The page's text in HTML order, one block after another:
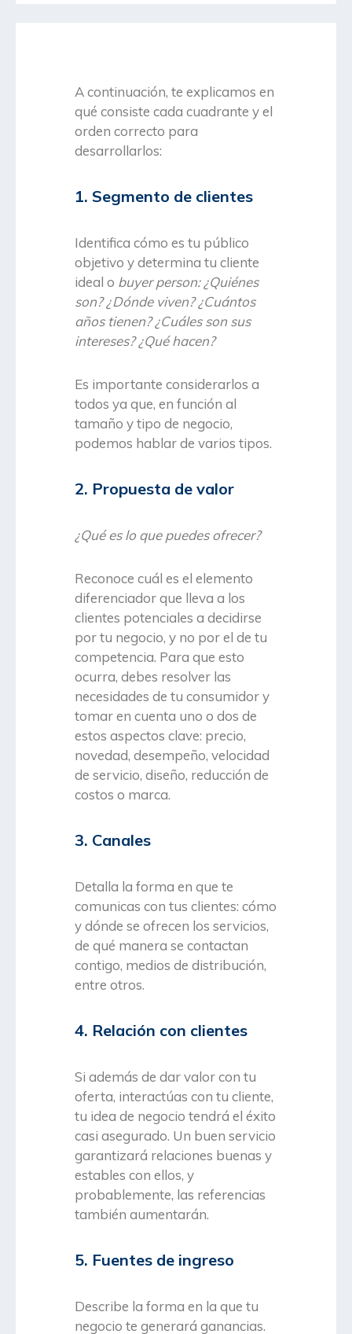
A continuación, te explicamos en
qué consiste cada cuadrante y el
orden correcto para
desarrollarlos:
1. Segmento de clientes
Identifica cómo es tu público
objetivo y determina tu cliente
ideal o buyer person: ¿Quiénes
son? ¿Dónde viven? ¿Cuántos
años tienen? ¿Cuáles son sus
intereses? ¿Qué hacen?
Es importante considerarlos a
todos ya que, en función al
tamaño y tipo de negocio,
podemos hablar de varios tipos.
2. Propuesta de valor
¿Qué es lo que puedes ofrecer?
Reconoce cuál es el elemento
diferenciador que lleva a los
clientes potenciales a decidirse
por tu negocio, y no por el de tu
competencia. Para que esto
ocurra, debes resolver las
necesidades de tu consumidor y
tomar en cuenta uno o dos de
estos aspectos clave: precio,
novedad, desempeño, velocidad
de servicio, diseño, reducción de
costos o marca.
3. Canales
Detalla la forma en que te
comunicas con tus clientes: cómo
y dónde se ofrecen los servicios,
de qué manera se contactan
contigo, medios de distribución,
entre otros.
4. Relación con clientes
Si además de dar valor con tu
oferta, interactúas con tu cliente,
tu idea de negocio tendrá el éxito
casi asegurado. Un buen servicio
garantizará relaciones buenas y
estables con ellos, y
probablemente, las referencias
también aumentarán.
5. Fuentes de ingreso
Describe la forma en la que tu
negocio te generará ganancias.